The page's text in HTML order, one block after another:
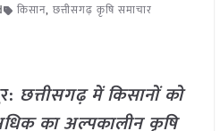
किसान, छत्तीसगढ़ कृषि समाचार
छत्तीसगढ़ में किसानों को
का अल्पकालीन कृषि